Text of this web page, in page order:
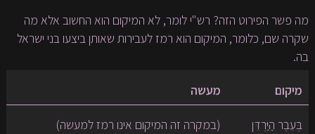
מה פשר הפירוט הזה? רש"י לומר, לא המיקום הוא החשוב אלא מה
שקרה שם, כלומר, המיקום הוא רמז לעבירות שאותן ביצעו בני ישראל
בה.
מיקום מעשה
בְּעֵבֶר הַיַּרְדֵּן (במקרה זה המיקום אינו רמז למעשה)